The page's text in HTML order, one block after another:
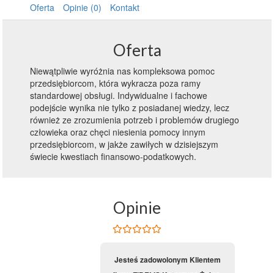
Oferta Opinie (0) Kontakt
Oferta
Niewątpliwie wyróżnia nas kompleksowa pomoc
przedsiębiorcom, która wykracza poza ramy
standardowej obsługi. Indywidualne i fachowe
podejście wynika nie tylko z posiadanej wiedzy, lecz
również ze zrozumienia potrzeb i problemów drugiego
człowieka oraz chęci niesienia pomocy innym
przedsiębiorcom, w jakże zawiłych w dzisiejszym
świecie kwestiach finansowo-podatkowych.
Opinie
Jesteś zadowolonym Klientem